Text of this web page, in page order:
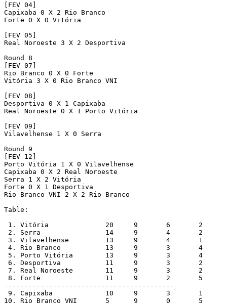
[FEV 04]
Capixaba 0 X 2 Rio Branco
Forte 0 X 0 Vitória
[FEV 05]
Real Noroeste 3 X 2 Desportiva
Round 8
[FEV 07]
Rio Branco 0 X 0 Forte
Vitória 3 X 0 Rio Branco VNI
[FEV 08]
Desportiva 0 X 1 Capixaba
Real Noroeste 0 X 1 Porto Vitória
[FEV 09]
Vilavelhense 1 X 0 Serra
Round 9
[FEV 12]
Porto Vitória 1 X 0 Vilavelhense
Capixaba 0 X 2 Real Noroeste
Serra 1 X 2 Vitória
Forte 0 X 1 Desportiva
Rio Branco VNI 2 X 2 Rio Branco
Table:
1. Vitória      	 20	9	6	2	1	14	4	10
2. Serra                14	9	4	2	3	10	6	4
3. Vilavelhense         13	9	4	1	4	8	10	-2
4. Rio Branco	         13	9	3	4	2	10	6	4
5. Porto Vitória        13	9	3	4	2	7	5	2
6. Desportiva           11	9	3	2	4	10	11	-1
7. Real Noroeste        11	9	3	2	4	9	13	-4
8. Forte                11	9	2	5	2	5	4	1
------------------------------------------
9. Capixaba             10	9	3	1	5	6	13	-7
10. Rio Branco VNI       5	9	0	5	4	8	15	-7